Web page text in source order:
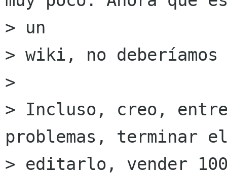
> un
> wiki, no
>
> Incluso, creo, entre
problemas, terminar
> editarlo, vender